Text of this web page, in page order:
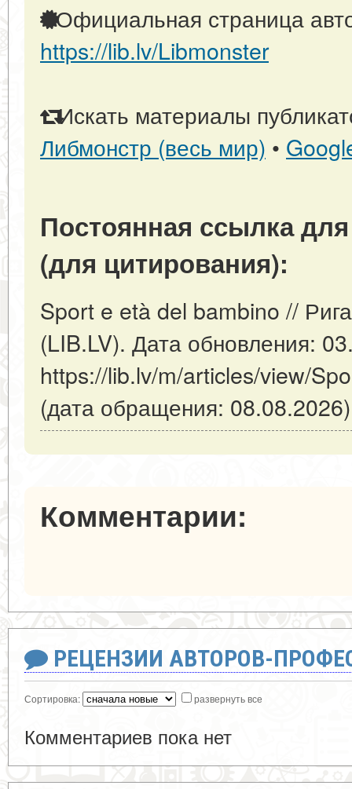
Официальная страница
https://lib.lv/Libmonster
Искать материалы
Либмонстр (весь мир) •
Постоянная ссылка
(для цитирования):
Sport e età del bambino //
(LIB.LV). Дата обновления:
https://lib.lv/m/articles/view/
(дата обращения:
Комментарии:
РЕЦЕНЗИИ АВТОРОВ-
Сортировка: развернуть все
Комментариев пока нет